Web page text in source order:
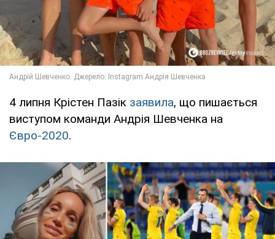
4 липня Крістен Пазік заявила, що пишається
виступом команди Андрія Шевченка на
Євро-2020.